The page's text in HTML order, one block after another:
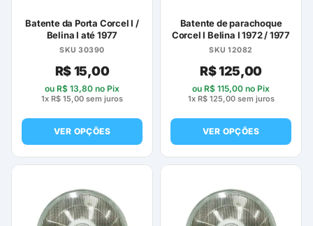
página
do
produto
Batente da Porta Corcel I /
Belina I até 1977
SKU 30390
R$15,00
ou R$ 13,80 no Pix
1x R$ 15,00 sem juros
VER OPÇÕES
Este
tem
várias
variantes.
Batente de parachoque
Corcel I Belina I 1972 / 1977
SKU 12082
R$125,00
ou R$ 115,00 no Pix
1x R$125,00sem juros
VER OPÇÕES
Este
tem
várias
variantes.